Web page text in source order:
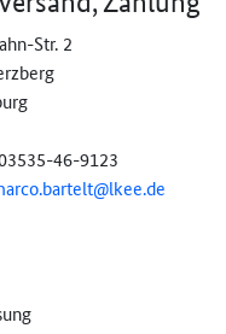
Str. 2
46-9123
lkee.de